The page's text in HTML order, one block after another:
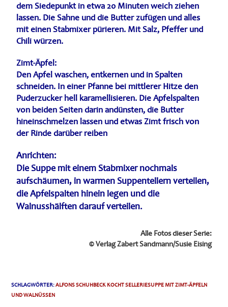
dem Siedepunkt in etwa 20 Minuten weich ziehen
lassen. Die Sahne und die Butter zufügen und alles
mit einen Stabmixer pürieren. Mit Salz, Pfeffer und
Chili würzen.
Zimt-Äpfel:
Den Apfel waschen, entkernen und in Spalten
schneiden. In einer Pfanne bei mittlerer Hitze den
Puderzucker hell karamellisieren. Die Apfelspalten
von beiden Seiten darin andünsten, die Butter
hineinschmelzen lassen und etwas Zimt frisch von
der Rinde darüber reiben
Anrichten:
Die Suppe mit einem Stabmixer nochmals
aufschäumen, in warmen Suppentellern verteilen,
die Apfelspalten hinein legen und die
Walnusshälften darauf verteilen.
Alle Fotos dieser Serie:
© Verlag Zabert Sandmann/Susie Eising
SCHLAGWÖRTER:ALFONS SCHUHBECK KOCHT SELLERIESUPPE MIT ZIMT-ÄPFELN
UND WALNÜSSEN